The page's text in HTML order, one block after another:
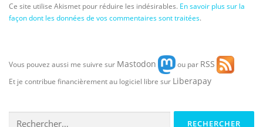
Ce site utilise Akismet pour réduire les indésirables. En savoir plus sur la
façon dont les données de vos commentaires sont traitées.
Vous pouvez aussi me suivre sur Mastodon ou par RSS
Et je contribue financièrement au logiciel libre sur Liberapay